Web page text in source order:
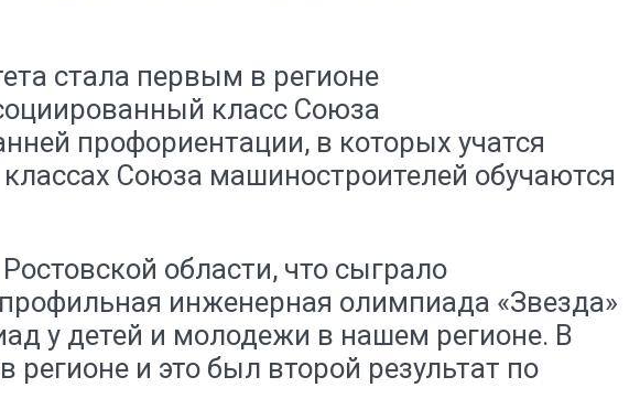
стала первым в регионе
класс Союза
профориентации, в которых учатся
Союза машиностроителей обучаются
области, что сыграло
инженерная олимпиада «Звезда»
у детей и молодежи в нашем регионе. В
и это был второй результат по